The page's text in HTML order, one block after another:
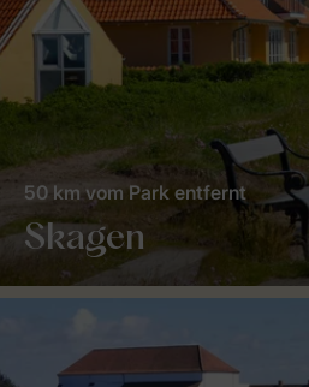
Skagen
50 km vom Park entfernt